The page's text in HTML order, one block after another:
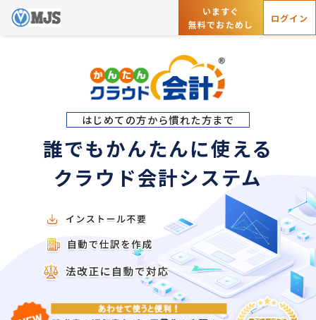
いますぐ
無料でおためし
ログイン
はじめての方から慣れた方まで
誰でもかんたんに使える
クラウド会計システム